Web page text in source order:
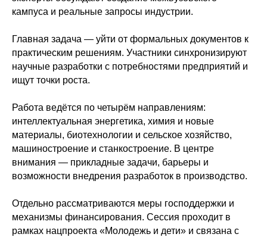
кампуса и реальные запросы индустрии.
Главная задача — уйти от формальных документов к
практическим решениям. Участники синхронизируют
научные разработки с потребностями предприятий и
ищут точки роста.
Работа ведётся по четырём направлениям:
интеллектуальная энергетика, химия и новые
материалы, биотехнологии и сельское хозяйство,
машиностроение и станкостроение. В центре
внимания — прикладные задачи, барьеры и
возможности внедрения разработок в производство.
Отдельно рассматриваются меры господдержки и
механизмы финансирования. Сессия проходит в
рамках нацпроекта «Молодежь и дети» и связана с